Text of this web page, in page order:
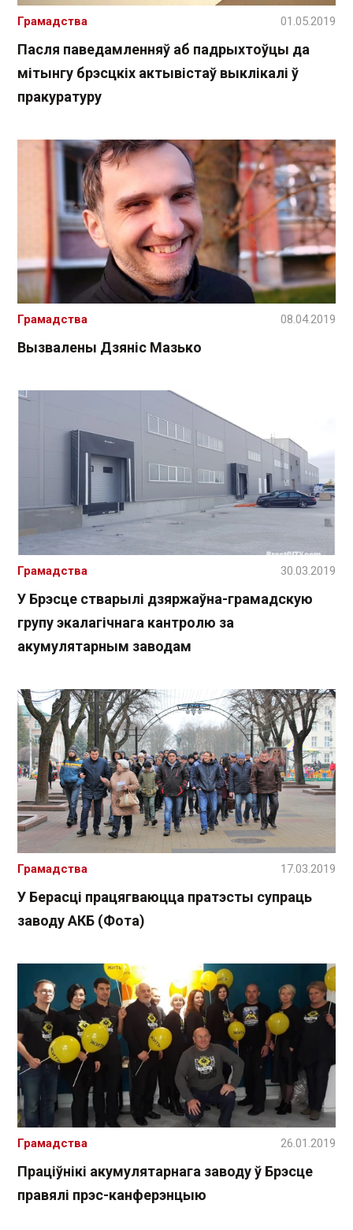
Пасля паведамленняў аб падрыхтоўцы да
мітынгу брэсцкіх актывістаў выклікалі ў
пракуратуру
Грамадства 01.05.2019
Вызвалены Дзяніс Мазько
Грамадства 08.04.2019
У Брэсце стварылі дзяржаўна-грамадскую
групу экалагічнага кантролю за
акумулятарным заводам
Грамадства 30.03.2019
У Берасці працягваюцца пратэсты супраць
заводу АКБ (Фота)
Грамадства 17.03.2019
Праціўнікі акумулятарнага заводу ў Брэсце
правялі прэс-канферэнцыю
Грамадства 26.01.2019